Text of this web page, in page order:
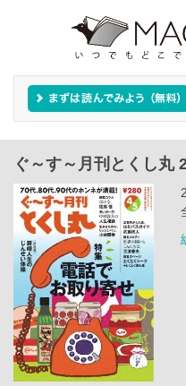
ぐ～す～月刊とくし丸